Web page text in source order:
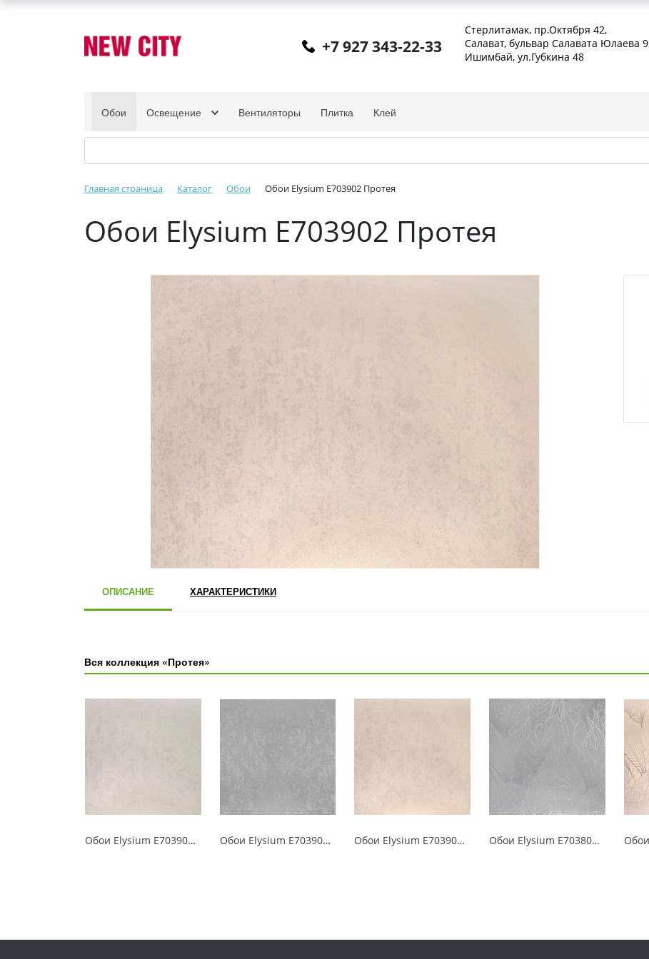
+7 927 343-22-33
Стерлитамак, пр.Октября 42,
Салават, бульвар Салавата Юлаева 9
Ишимбай, ул.Губкина 48
Обои Освещение Вентиляторы Плитка Клей
Главная страница Каталог Обои Обои Elysium E703902 Протея
Обои Elysium E703902 Протея
ОПИСАНИЕ ХАРАКТЕРИСТИКИ
Вся коллекция «Протея»
Обои Elysium E703900 Протея Обои Elysium E703905 Протея Обои Elysium E703902 Протея Обои Elysium E703805 Протея